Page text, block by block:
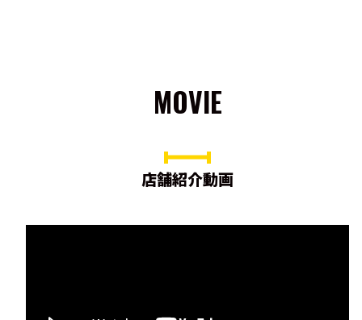
MOVIE
店舗紹介動画